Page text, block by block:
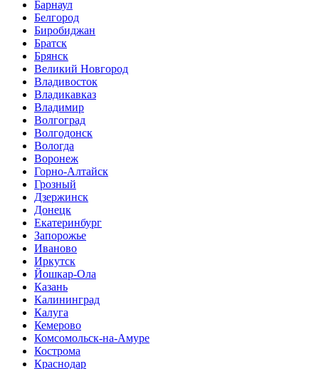
Барнаул
Белгород
Биробиджан
Братск
Брянск
Великий Новгород
Владивосток
Владикавказ
Владимир
Волгоград
Волгодонск
Вологда
Воронеж
Горно-Алтайск
Грозный
Дзержинск
Донецк
Екатеринбург
Запорожье
Иваново
Иркутск
Йошкар-Ола
Казань
Калининград
Калуга
Кемерово
Комсомольск-на-Амуре
Кострома
Краснодар